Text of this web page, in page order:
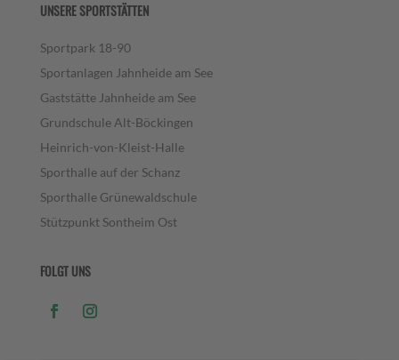
UNSERE SPORTSTÄTTEN
Sportpark 18-90
Sportanlagen Jahnheide am See
Gaststätte Jahnheide am See
Grundschule Alt-Böckingen
Heinrich-von-Kleist-Halle
Sporthalle auf der Schanz
Sporthalle Grünewaldschule
Stützpunkt Sontheim Ost
FOLGT UNS